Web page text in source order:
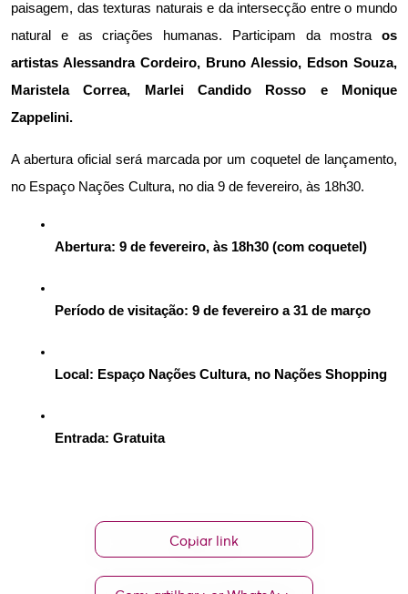
paisagem, das texturas naturais e da intersecção entre o mundo
natural e as criações humanas. Participam da mostra os
artistas Alessandra Cordeiro, Bruno Alessio, Edson Souza,
Maristela Correa, Marlei Candido Rosso e Monique
Zappelini.
A abertura oficial será marcada por um coquetel de lançamento,
no Espaço Nações Cultura, no dia 9 de fevereiro, às 18h30.
Abertura: 9 de fevereiro, às 18h30 (com coquetel)
Período de visitação: 9 de fevereiro a 31 de março
Local: Espaço Nações Cultura, no Nações Shopping
Entrada: Gratuita
Copiar link